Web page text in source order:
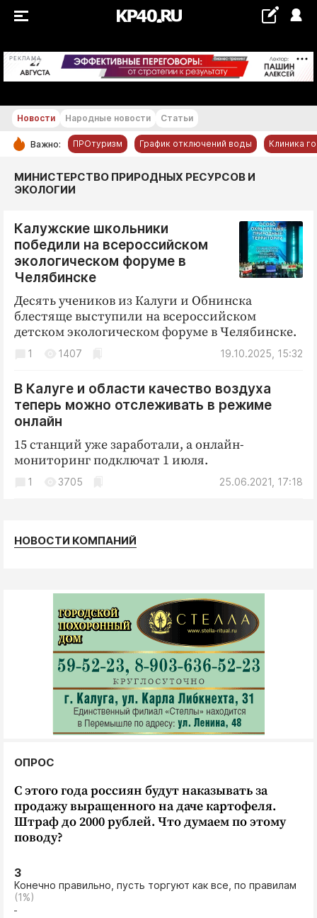
РЕКЛАМА +16...+17 °С
РУБРИКИ
Статьи
Народные новости
Авто и транспорт
Благоустройство
Криминал
Культура
Образование
Общество
Праздники
Происшествия
ПРОЕКТЫ
Издания
Медиаперсона
Интересное чтиво
Клиника года
Работодатель года
Новости Народные новости Статьи
Важно: ПРОтуризм График отключений воды Клиника
МИНИСТЕРСТВО ПРИРОДНЫХ РЕСУРСОВ И
ЭКОЛОГИИ
Калужские школьники
победили на всероссийском
экологическом форуме в
Челябинске
Десять учеников из Калуги и Обнинска
блестяще выступили на всероссийском
детском экологическом форуме в Челябинске.
19.10.2025, 15:32
1 1407
В Калуге и области качество воздуха
теперь можно отслеживать в режиме
онлайн
15 станций уже заработали, а онлайн-
мониторинг подключат 1 июля.
25.06.2021, 17:18
1 3705
НОВОСТИ КОМПАНИЙ
ОПРОС
С этого года россиян будут наказывать за
продажу выращенного на даче картофеля.
Штраф до 2000 рублей. Что думаем по этому
поводу?
3
Конечно правильно, пусть торгуют как все, по правилам
(1%)